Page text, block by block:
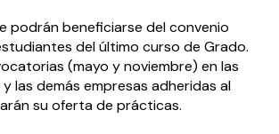
podrán beneficiarse del convenio
del último curso de Grado.
(mayo y noviembre) en las
las demás empresas adheridas al
su oferta de prácticas.